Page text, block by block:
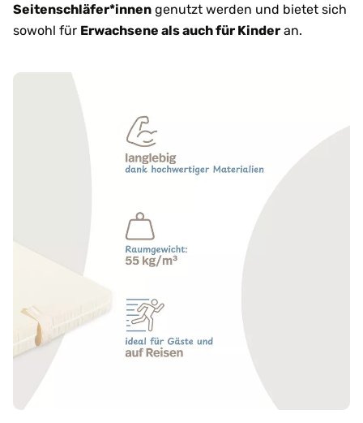
Seitenschläfer*innen genutzt werden und bietet sich
sowohl für Erwachsene als auch für Kinder an.